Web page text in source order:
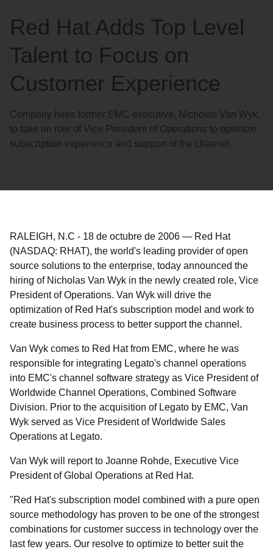
Red Hat Adds Top Level
Talent to Focus on
Customer Experience
Company hires former EMC executive, Nicholas Van Wyk,
to take on role of Vice President of Operations to optimize
subscription experience and support of the channel.
RALEIGH, N.C - 18 de octubre de 2006 — Red Hat
(NASDAQ: RHAT), the world's leading provider of open
source solutions to the enterprise, today announced the
hiring of Nicholas Van Wyk in the newly created role, Vice
President of Operations. Van Wyk will drive the
optimization of Red Hat's subscription model and work to
create business process to better support the channel.
Van Wyk comes to Red Hat from EMC, where he was
responsible for integrating Legato's channel operations
into EMC's channel software strategy as Vice President of
Worldwide Channel Operations, Combined Software
Division. Prior to the acquisition of Legato by EMC, Van
Wyk served as Vice President of Worldwide Sales
Operations at Legato.
Van Wyk will report to Joanne Rohde, Executive Vice
President of Global Operations at Red Hat.
"Red Hat's subscription model combined with a pure open
source methodology has proven to be one of the strongest
combinations for customer success in technology over the
last few years. Our resolve to optimize to better suit the